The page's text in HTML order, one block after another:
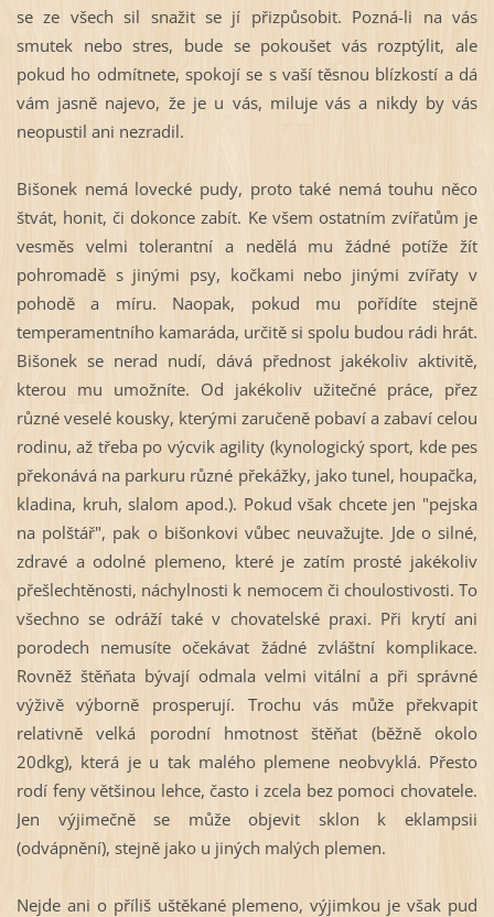
se ze všech sil snažit se jí přizpůsobit. Pozná-li na vás
smutek nebo stres, bude se pokoušet vás rozptýlit, ale
pokud ho odmítnete, spokojí se s vaší těsnou blízkostí a dá
vám jasně najevo, že je u vás, miluje vás a nikdy by vás
neopustil ani nezradil.
Bišonek nemá lovecké pudy, proto také nemá touhu něco
štvát, honit, či dokonce zabít. Ke všem ostatním zvířatům je
vesměs velmi tolerantní a nedělá mu žádné potíže žít
pohromadě s jinými psy, kočkami nebo jinými zvířaty v
pohodě a míru. Naopak, pokud mu pořídíte stejně
temperamentního kamaráda, určitě si spolu budou rádi hrát.
Bišonek se nerad nudí, dává přednost jakékoliv aktivitě,
kterou mu umožníte. Od jakékoliv užitečné práce, přez
různé veselé kousky, kterými zaručeně pobaví a zabaví celou
rodinu, až třeba po výcvik agility (kynologický sport, kde pes
překonává na parkuru různé překážky, jako tunel, houpačka,
kladina, kruh, slalom apod.). Pokud však chcete jen "pejska
na polštář", pak o bišonkovi vůbec neuvažujte. Jde o silné,
zdravé a odolné plemeno, které je zatím prosté jakékoliv
přešlechtěnosti, náchylnosti k nemocem či choulostivosti. To
všechno se odráží také v chovatelské praxi. Při krytí ani
porodech nemusíte očekávat žádné zvláštní komplikace.
Rovněž štěňata bývají odmala velmi vitální a při správné
výživě výborně prosperují. Trochu vás může překvapit
relativně velká porodní hmotnost štěňat (běžně okolo
20dkg), která je u tak malého plemene neobvyklá. Přesto
rodí feny většinou lehce, často i zcela bez pomoci chovatele.
Jen výjimečně se může objevit sklon k eklampsii
(odvápnění), stejně jako u jiných malých plemen.
Nejde ani o příliš uštěkané plemeno, výjimkou je však pud